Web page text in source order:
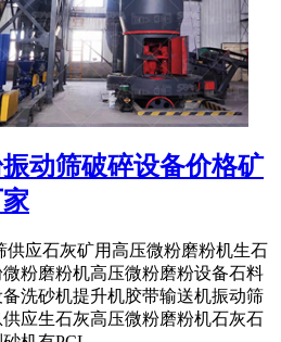
动筛破碎设备价格矿
供应石灰矿用高压微粉磨粉机生石
粉磨粉机高压微粉磨粉设备石料
洗砂机提升机胶带输送机振动筛
应生石灰高压微粉磨粉机石灰石